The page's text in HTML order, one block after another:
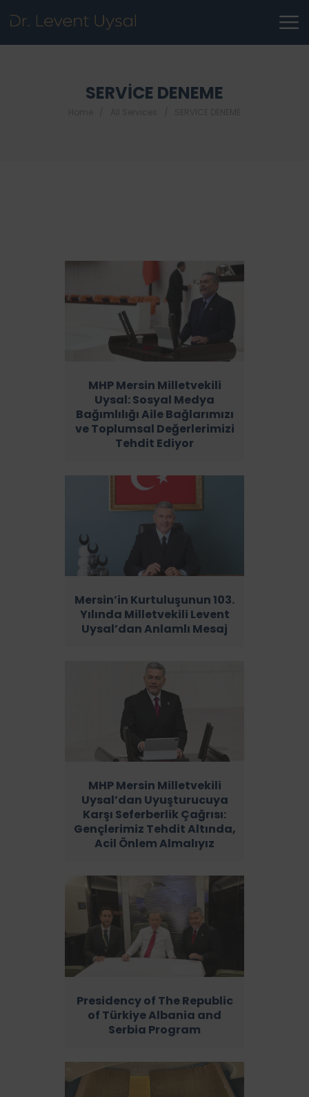
SERVİCE DENEME
MHP Mersin Milletvekili
Uysal: Sosyal Medya
Bağımlılığı Aile Bağlarımızı
ve Toplumsal Değerlerimizi
Tehdit Ediyor
Mersin’in Kurtuluşunun 103.
Yılında Milletvekili Levent
Uysal’dan Anlamlı Mesaj
MHP Mersin Milletvekili
Uysal’dan Uyuşturucuya
Karşı Seferberlik Çağrısı:
Gençlerimiz Tehdit Altında,
Acil Önlem Almalıyız
Presidency of The Republic
of Türkiye Albania and
Serbia Program